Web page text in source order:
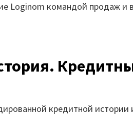
Loginom командой продаж и
кредитной